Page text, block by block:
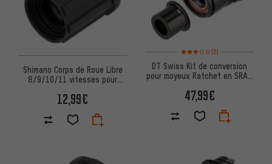
Shimano Corps de Roue Libre
8/9/10/11 vitesses pour
12,99€
Note moyenne : 3 sur 5
(2)
DT Swiss Kit de conversion
pour moyeux Ratchet en SRAM
47,99€